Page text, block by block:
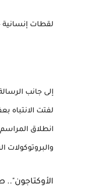
لقطات
إلى جانب
لفتت الانتباه
انطلاق
والبروتوكولات
الأوكتاجون"..